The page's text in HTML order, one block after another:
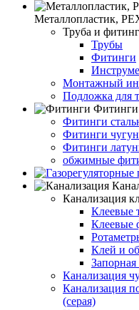
Металлопластик,
Труба и
Трубы
Фитинги
Монтажный
Подложка для
Фитинги
Фитинги
Фитинги
Фитинги
обжимные
Канализация
Клеевые
Клеевые
Клей и
Канализация
Канализация
(серая)